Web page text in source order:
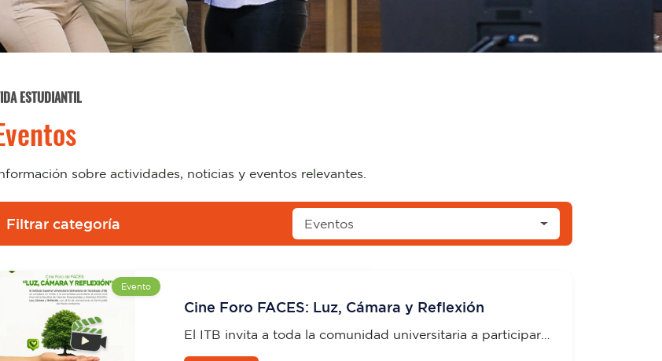
ESTUDIANTIL
sobre actividades, noticias y eventos relevantes.
Filtrar categoría Eventos
Evento
Cine Foro FACES: Luz, Cámara y Reflexión
El ITB invita a toda la comunidad universitaria a participar
en el primer Cine Foro organizado por la Facultad de